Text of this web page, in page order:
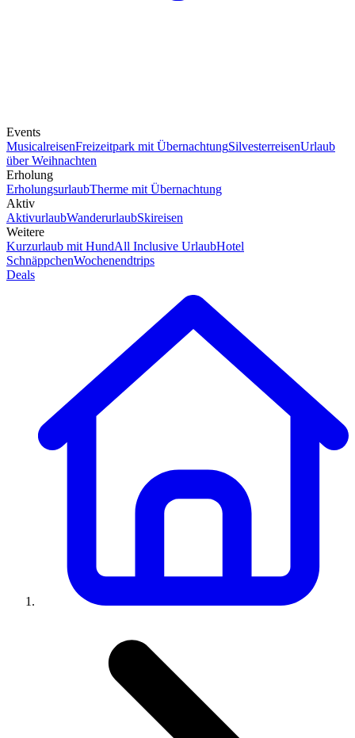
Events
MusicalreisenFreizeitpark mit ÜbernachtungSilvesterreisenUrlaub
über Weihnachten
Erholung
ErholungsurlaubTherme mit Übernachtung
Aktiv
AktivurlaubWanderurlaubSkireisen
Weitere
Kurzurlaub mit HundAll Inclusive UrlaubHotel
SchnäppchenWochenendtrips
Deals